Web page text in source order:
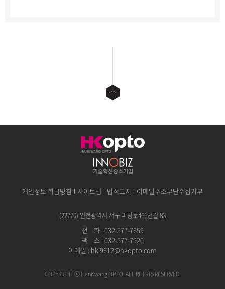
개인정보 취급방침 사이트맵 법적고지 이메일주소무단수집거부
(22770) 인천광역시 서구 파랑로466번길 83
전
화 : 032-577-7659
팩
스 : 032-577-7920
이메일 : hki9612@hkopto.com
COPYRIGHT ⓒ HanKwang OPTO. ALL RIHGTS RESERVED.